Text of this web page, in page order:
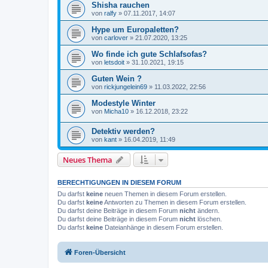
Shisha rauchen
von ralfy » 07.11.2017, 14:07
Hype um Europaletten?
von carlover » 21.07.2020, 13:25
Wo finde ich gute Schlafsofas?
von letsdoit » 31.10.2021, 19:15
Guten Wein ?
von rickjungelein69 » 11.03.2022, 22:56
Modestyle Winter
von Micha10 » 16.12.2018, 23:22
Detektiv werden?
von kant » 16.04.2019, 11:49
Neues Thema
BERECHTIGUNGEN IN DIESEM FORUM
Du darfst keine neuen Themen in diesem Forum erstellen.
Du darfst keineAntworten zu Themen in diesem Forum erstellen.
Du darfst deine Beiträge in diesem Forum nicht ändern.
Du darfst deine Beiträge in diesem Forum nicht löschen.
Du darfst keine Dateianhänge in diesem Forum erstellen.
Foren-Übersicht